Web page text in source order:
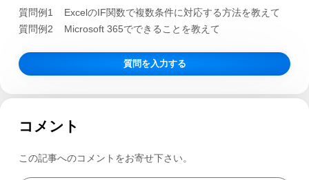
質問例1
ExcelのIF関数で複数条件に対応する方法を教えて
質問例2
Microsoft 365でできることを教えて
質問を入力する
コメント
この記事へのコメントをお寄せ下さい。